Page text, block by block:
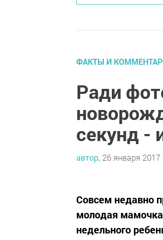
ФАКТЫ И
Ради
секунд -
автор, 26 января 2017
Совсем недавно
молодая
недельного